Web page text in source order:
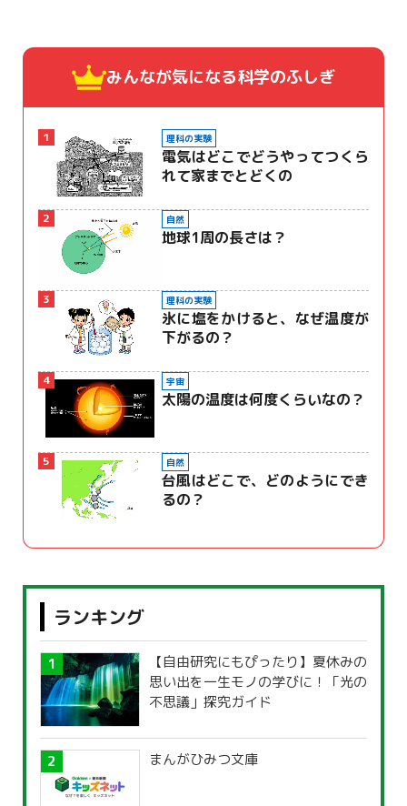
みんなが気になる科学のふしぎ
1 理科の実験
電気はどこでどうやってつくら
れて家までとどくの
2 自然
地球1周の長さは？
3 理科の実験
氷に塩をかけると、なぜ温度が
下がるの？
4 宇宙
太陽の温度は何度くらいなの？
5 自然
台風はどこで、どのようにでき
るの？
ランキング
【自由研究にもぴったり】夏休みの
思い出を一生モノの学びに！「光の
不思議」探究ガイド
まんがひみつ文庫